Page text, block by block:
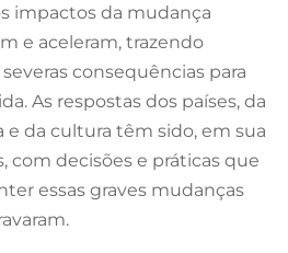
impactos da mudança
e aceleram, trazendo
consequências para
As respostas dos países, da
e da cultura têm sido, em sua
com decisões e práticas que
essas graves mudanças